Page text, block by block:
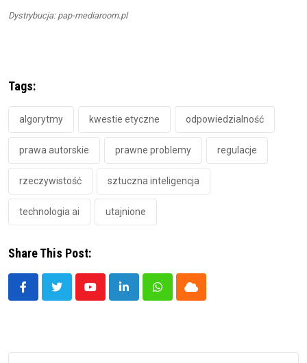
Dystrybucja: pap-mediaroom.pl
Tags:
algorytmy kwestie etyczne odpowiedzialność
prawa autorskie prawne problemy regulacje
rzeczywistość sztuczna inteligencja
technologia ai utajnione
Share This Post:
YoutubeLinkedInWhatsappCloud